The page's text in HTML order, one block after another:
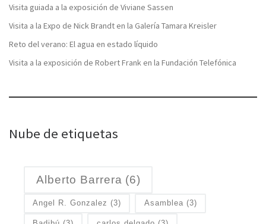
Visita guiada a la exposición de Viviane Sassen
Visita a la Expo de Nick Brandt en la Galería Tamara Kreisler
Reto del verano: El agua en estado líquido
Visita a la exposición de Robert Frank en la Fundación Telefónica
Nube de etiquetas
Alberto Barrera (6)
Angel R. Gonzalez (3) Asamblea (3)